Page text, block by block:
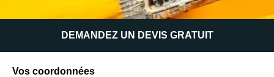
DEMANDEZ UN DEVIS GRATUIT
Vos coordonnées